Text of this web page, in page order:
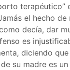
terapéutico”
el hecho de
decía, dar
es
diciendo
su madre es